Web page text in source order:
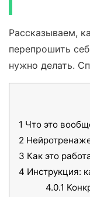
Рассказываем,
перепрошить
нужно делать.
1 Что это
2
3 Как это
4 Инструкция:
4.0.1